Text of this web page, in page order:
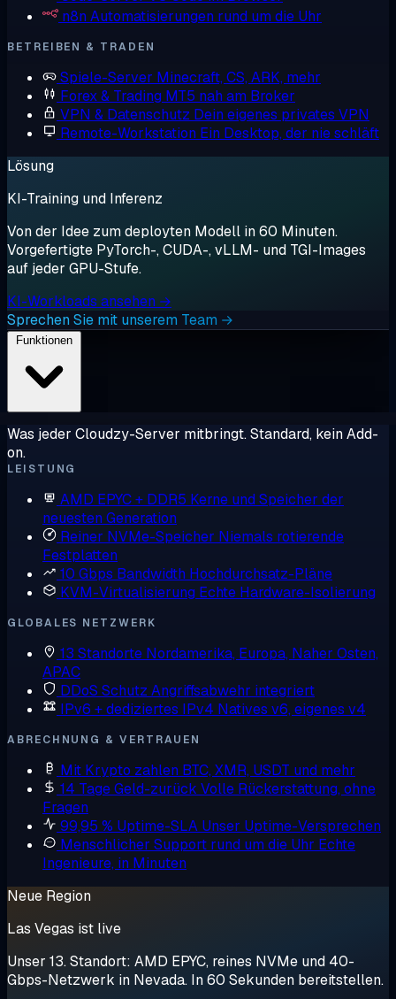
n8n Automatisierungen rund um die Uhr
BETREIBEN & TRADEN
Spiele-Server Minecraft, CS, ARK, mehr
Forex & Trading MT5 nah am Broker
VPN & Datenschutz Dein eigenes privates VPN
Remote-Workstation Ein Desktop, der nie schläft
Lösung
KI-Training und Inferenz
Von der Idee zum deployten Modell in 60 Minuten.
Vorgefertigte PyTorch-, CUDA-, vLLM- und TGI-Images
auf jeder GPU-Stufe.
KI-Workloads ansehen →
Sprechen Sie mit unserem Team →
Was jeder Cloudzy-Server mitbringt. Standard, kein Add-
on.
LEISTUNG
AMD EPYC + DDR5 Kerne und Speicher der
neuesten Generation
Reiner NVMe-Speicher Niemals rotierende
Festplatten
10 Gbps Bandwidth Hochdurchsatz-Pläne
KVM-Virtualisierung Echte Hardware-Isolierung
GLOBALES NETZWERK
13 Standorte Nordamerika, Europa, Naher Osten,
APAC
DDoS Schutz Angriffsabwehr integriert
IPv6 + dediziertes IPv4 Natives v6, eigenes v4
ABRECHNUNG & VERTRAUEN
Mit Krypto zahlen BTC, XMR, USDT und mehr
14 Tage Geld-zurück Volle Rückerstattung, ohne
Fragen
99,95 % Uptime-SLA Unser Uptime-Versprechen
Menschlicher Support rund um die Uhr Echte
Ingenieure, in Minuten
Neue Region
Las Vegas ist live
Unser 13. Standort: AMD EPYC, reines NVMe und 40-
Gbps-Netzwerk in Nevada. In 60 Sekunden bereitstellen.